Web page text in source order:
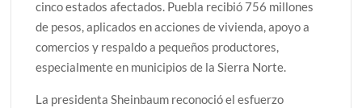
cinco estados afectados. Puebla recibió 756 millones
de pesos, aplicados en acciones de vivienda, apoyo a
comercios y respaldo a pequeños productores,
especialmente en municipios de la Sierra Norte.
La presidenta Sheinbaum reconoció el esfuerzo